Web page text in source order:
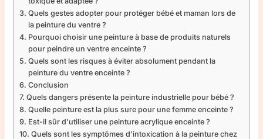
Quels gestes adopter pour protéger bébé et maman lors de
la peinture du ventre ?
Pourquoi choisir une peinture à base de produits naturels
pour peindre un ventre enceinte ?
Quels sont les risques à éviter absolument pendant la
peinture du ventre enceinte ?
Conclusion
Quels dangers présente la peinture industrielle pour bébé ?
Quelle peinture est la plus sure pour une femme enceinte ?
Est-il sûr d’utiliser une peinture acrylique enceinte ?
Quels sont les symptômes d’intoxication à la peinture chez